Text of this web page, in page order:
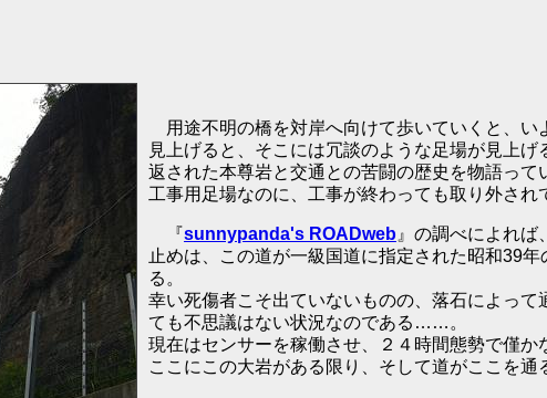
用途不明の橋を対岸へ向けて歩いていくと、い
見上げると、そこには冗談のような足場が見上
返された本尊岩と交通との苦闘の歴史を物語って
工事用足場なのに、工事が終わっても取り外さ
『sunnypanda's ROADweb 』の調べによれ
止めは、この道が一級国道に指定された昭和39
る。
幸い死傷者こそ出ていないものの、落石によっ
ても不思議はない状況なのである……。
現在はセンサーを稼働させ、２４時間態勢で僅か
ここにこの大岩がある限り、そして道がここを通